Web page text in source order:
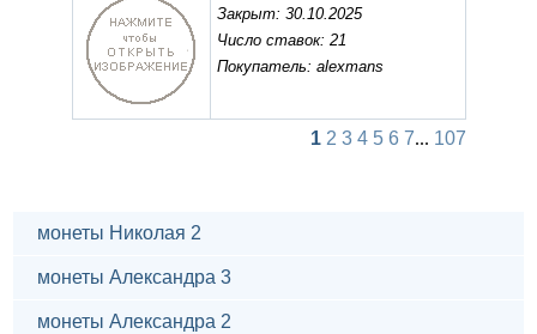
Закрыт: 30.10.2025
Число ставок: 21
Покупатель: alexmans
1 2 3 4 5 6 7... 107
монеты Николая 2
монеты Александра 3
монеты Александра 2